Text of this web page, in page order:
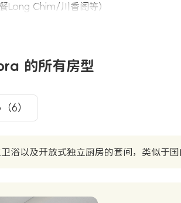
Long Chim/川香阁等）
的所有房型
6）
浴以及开放式独立厨房的套间，类似于